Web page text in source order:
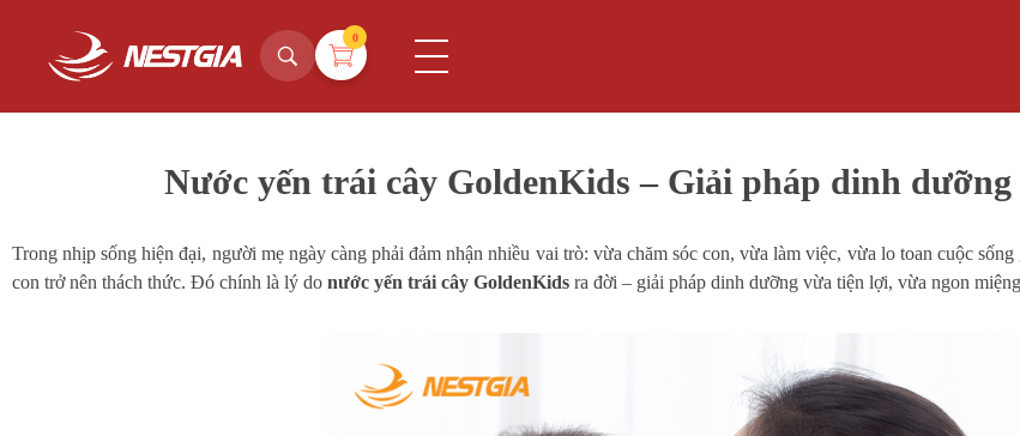
0
Nước yến trái cây GoldenKids – Giải pháp dinh
Trong nhịp sống hiện đại, người mẹ ngày càng phải đảm nhận nhiều vai trò: vừa chăm sóc con, vừa làm việc, vừa lo toan cuộc
con trở nên thách thức. Đó chính là lý do nước yến trái cây GoldenKids ra đời – giải pháp dinh dưỡng vừa tiện lợi, vừa ngon